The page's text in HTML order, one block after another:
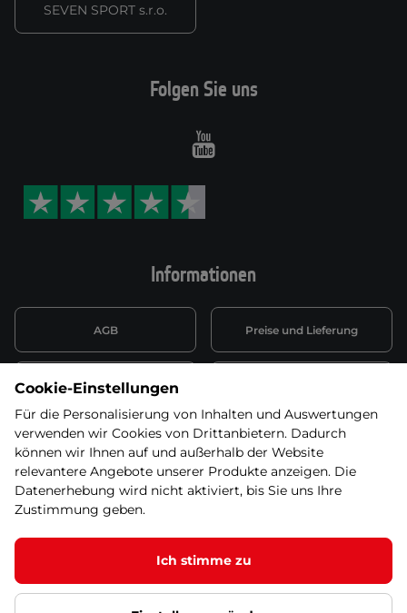
SEVEN SPORT s.r.o.
Informationen
AGB Preise und Lieferung
Datenschutzerklärung
Wiederufsbelehrung mit Link
zum Formular
Batterieentsorgung
Informationen zu Elektro-
und Elektonikgeräten
Widerruf erklären
Folgen Sie uns
Youtube
© 2026 SEVEN SPORT s.r.o Alle Rechte vorbehalten1
Cookie-Einstellungen
Für die Personalisierung von Inhalten und Auswertungen
verwenden wir Cookies von Drittanbietern. Dadurch
können wir Ihnen auf und außerhalb der Website
relevantere Angebote unserer Produkte anzeigen. Die
Datenerhebung wird nicht aktiviert, bis Sie uns Ihre
Zustimmung geben.
Ich stimme zu